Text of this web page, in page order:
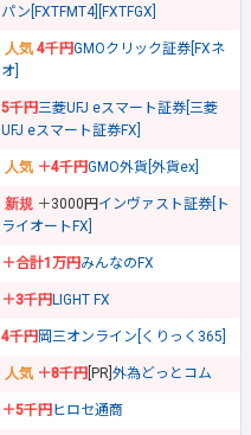
パン[FXTFMT4][FXTFGX]
4千円GMOクリック証券[FXネ
オ]
5千円三菱UFJ eスマート証券[三菱
UFJ eスマート証券FX]
＋4千円GMO外貨[外貨ex]
＋3000円 インヴァスト証券[ト
ライオートFX]
＋合計1万円みんなのFX
＋3千円LIGHT FX
4千円岡三オンライン[くりっく365]
＋8千円 [PR] 外為どっとコム
＋5千円ヒロセ通商